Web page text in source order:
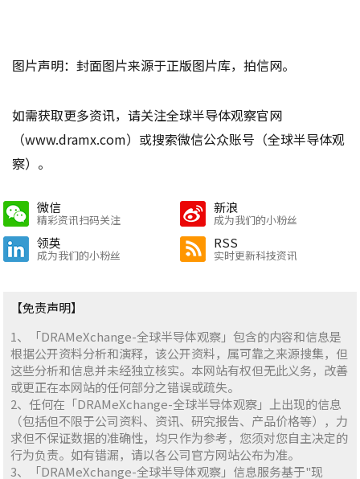
图片声明：封面图片来源于正版图片库，拍信网。
如需获取更多资讯，请关注全球半导体观察官网
（www.dramx.com）或搜索微信公众账号（全球半导体观
察）。
微信
精彩资讯扫码关注
新浪
成为我们的小粉丝
领英
成为我们的小粉丝
RSS
实时更新科技资讯
【免责声明】
1、「DRAMeXchange-全球半导体观察」包含的内容和信息是
根据公开资料分析和演释，该公开资料，属可靠之来源搜集，但
这些分析和信息并未经独立核实。本网站有权但无此义务，改善
或更正在本网站的任何部分之错误或疏失。
2、任何在「DRAMeXchange-全球半导体观察」上出现的信息
（包括但不限于公司资料、资讯、研究报告、产品价格等），力
求但不保证数据的准确性，均只作为参考，您须对您自主决定的
行为负责。如有错漏，请以各公司官方网站公布为准。
3、「DRAMeXchange-全球半导体观察」信息服务基于"现